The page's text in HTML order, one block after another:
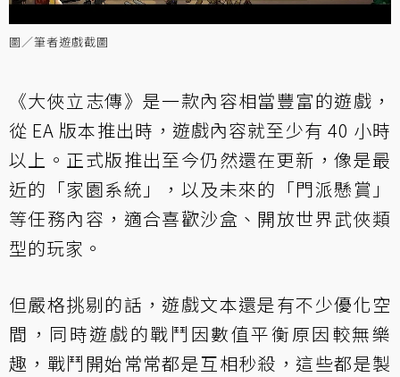
圖／筆者遊戲截圖
《大俠立志傳》是一款內容相當豐富的遊戲，
從 EA 版本推出時，遊戲內容就至少有 40 小時
以上。正式版推出至今仍然還在更新，像是最
近的「家園系統」，以及未來的「門派懸賞」
等任務內容，適合喜歡沙盒、開放世界武俠類
型的玩家。
但嚴格挑剔的話，遊戲文本還是有不少優化空
間，同時遊戲的戰鬥因數值平衡原因較無樂
趣，戰鬥開始常常都是互相秒殺，這些都是製